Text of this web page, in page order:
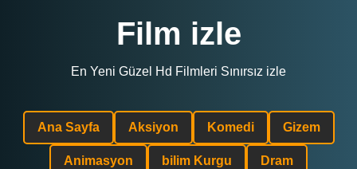
Film izle
En Yeni Güzel Hd Filmleri Sınırsız izle
Ana Sayfa Aksiyon Komedi Gizem
Animasyon bilim Kurgu Dram